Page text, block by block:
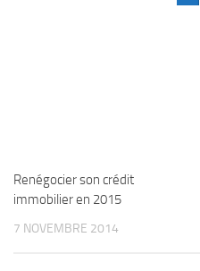
Renégocier son crédit
immobilier en 2015
7 NOVEMBRE 2014